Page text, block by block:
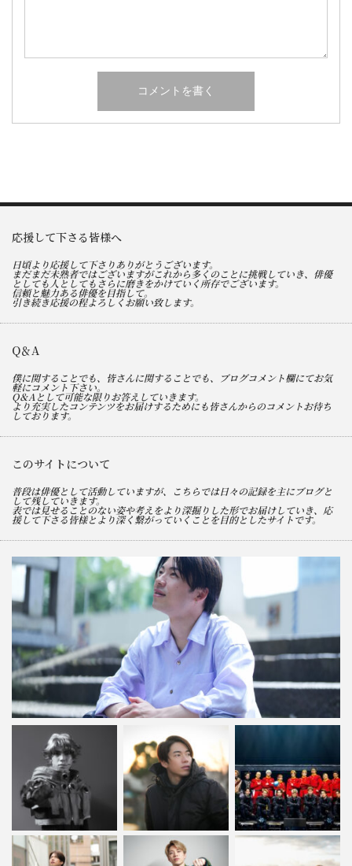
応援して下さる皆様へ
日頃より応援して下さりありがとうございます。
まだまだ未熟者ではございますがこれから多くのことに挑戦していき、俳優
としても人としてもさらに磨きをかけていく所存でございます。
信頼と魅力ある俳優を目指して。
引き続き応援の程よろしくお願い致します。
Q＆A
僕に関することでも、皆さんに関することでも、ブログコメント欄にてお気
軽にコメント下さい。
Q＆Aとして可能な限りお答えしていきます。
より充実したコンテンツをお届けするためにも皆さんからのコメントお待ち
しております。
このサイトについて
普段は俳優として活動していますが、こちらでは日々の記録を主にブログと
して残していきます。
表では見せることのない姿や考えをより深掘りした形でお届けしていき、応
援して下さる皆様とより深く繋がっていくことを目的としたサイトです。